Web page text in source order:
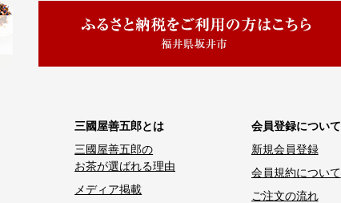
三國屋善五郎とは
三國屋善五郎の
お茶が選ばれる理由
メディア掲載
会員登録について
新規会員登録
会員規約について
ご注文の流れ